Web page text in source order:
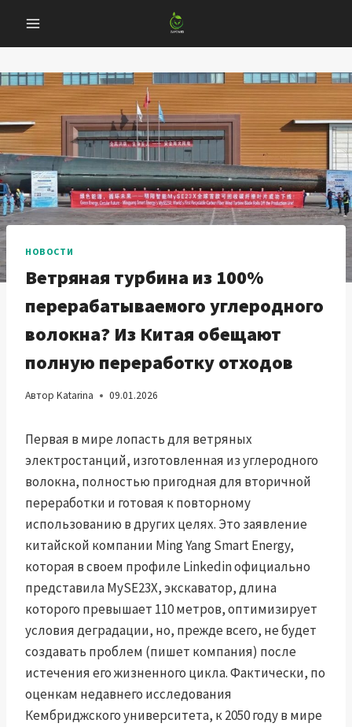
содержанию
НОВОСТИ
Ветряная турбина из 100%
перерабатываемого углеродного
волокна? Из Китая обещают
полную переработку отходов
Автор Katarina 09.01.2026
Первая в мире лопасть для ветряных
электростанций, изготовленная из углеродного
волокна, полностью пригодная для вторичной
переработки и готовая к повторному
использованию в других целях. Это заявление
китайской компании Ming Yang Smart Energy,
которая в своем профиле Linkedin официально
представила MySE23X, экскаватор, длина
которого превышает 110 метров, оптимизирует
условия деградации, но, прежде всего, не будет
создавать проблем (пишет компания) после
истечения его жизненного цикла. Фактически, по
оценкам недавнего исследования
Кембриджского университета, к 2050 году в мире